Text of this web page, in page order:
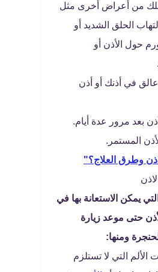
من أعراض أخرى مثل
الحلق الشديد أو
حول الأذن أو
في أذنك أو أذن
بعد مرور عدة أيام.
المستمر.
وطرق العلاج؟"
يمكن الاستعانة بها في
حتى موعد زيارة
ومنها:
الألم التي لا تستلزم